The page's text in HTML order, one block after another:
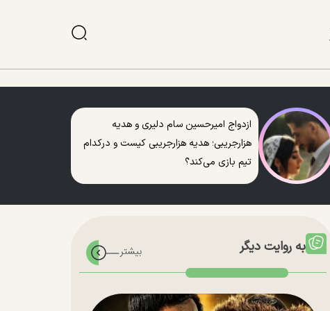
ازدواج امیرحسین سام دلیری و هدیه
هزارجریبی؛ هدیه هزارجریبی کیست و درکدام
تیم بازی می‌کند؟
به روایت دیگر